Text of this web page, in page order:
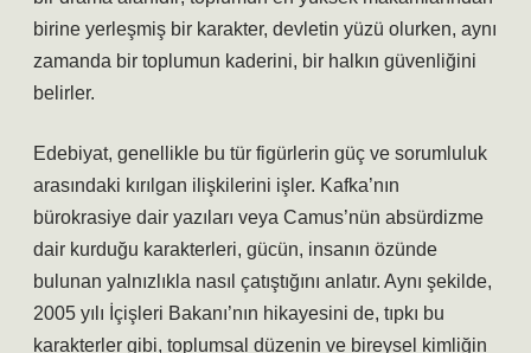
birine yerleşmiş bir karakter, devletin yüzü olurken, aynı
zamanda bir toplumun kaderini, bir halkın güvenliğini
belirler.
Edebiyat, genellikle bu tür figürlerin güç ve sorumluluk
arasındaki kırılgan ilişkilerini işler. Kafka’nın
bürokrasiye dair yazıları veya Camus’nün absürdizme
dair kurduğu karakterleri, gücün, insanın özünde
bulunan yalnızlıkla nasıl çatıştığını anlatır. Aynı şekilde,
2005 yılı İçişleri Bakanı’nın hikayesini de, tıpkı bu
karakterler gibi, toplumsal düzenin ve bireysel kimliğin